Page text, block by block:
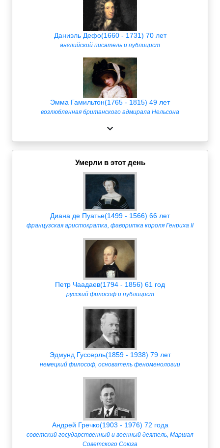
Даниэль Дефо(1660 - 1731) 70 лет
английский писатель и публицист
Эмма Гамильтон(1765 - 1815) 49 лет
возлюбленная британского адмирала Нельсона
Умерли в этот день
Диана де Пуатье(1499 - 1566) 66 лет
французская аристократка, фаворитка короля Генриха II
Петр Чаадаев(1794 - 1856) 61 год
русский философ и публицист
Эдмунд Гуссерль(1859 - 1938) 79 лет
немецкий философ, основатель феноменологии
Андрей Гречко(1903 - 1976) 72 года
советский государственный и военный деятель, Маршал
Советского Союза